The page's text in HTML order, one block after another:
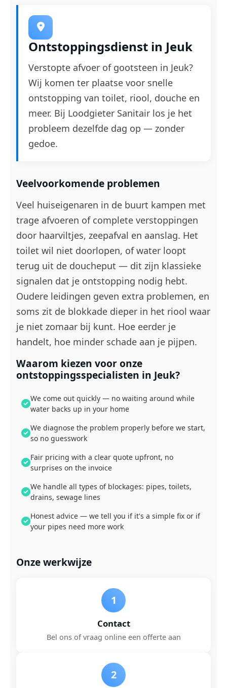
Ontstoppingsdienst in Jeuk
Verstopte afvoer of gootsteen in Jeuk?
Wij komen ter plaatse voor snelle
ontstopping van toilet, riool, douche en
meer. Bij Loodgieter Sanitair los je het
probleem dezelfde dag op — zonder
gedoe.
Veelvoorkomende problemen
Veel huiseigenaren in de buurt kampen met
trage afvoeren of complete verstoppingen
door haarviltjes, zeepafval en aanslag. Het
toilet wil niet doorlopen, of water loopt
terug uit de doucheput — dit zijn klassieke
signalen dat je ontstopping nodig hebt.
Oudere leidingen geven extra problemen, en
soms zit de blokkade dieper in het riool waar
je niet zomaar bij kunt. Hoe eerder je
handelt, hoe minder schade aan je pijpen.
Waarom kiezen voor onze
ontstoppingsspecialisten in Jeuk?
We come out quickly — no waiting around while
water backs up in your home
We diagnose the problem properly before we start,
so no guesswork
Fair pricing with a clear quote upfront, no
surprises on the invoice
We handle all types of blockages: pipes, toilets,
drains, sewage lines
Honest advice — we tell you if it's a simple fix or if
your pipes need more work
Onze werkwijze
1
Contact
Bel ons of vraag online een offerte aan
2